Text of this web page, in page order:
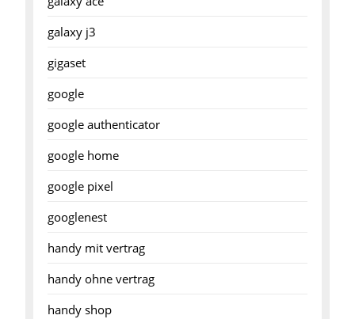
galaxy j3
gigaset
google
google authenticator
google home
google pixel
googlenest
handy mit vertrag
handy ohne vertrag
handy shop